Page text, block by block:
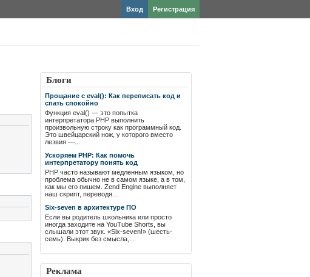
Регистрация
Вход
Блоги
Прощание с eval(): Как переписать код и
спать спокойно
Функция eval() — это попытка
интерпретатора PHP выполнить
произвольную строку как программный код.
Это швейцарский нож, у которого вместо
лезвия —...
Ускоряем PHP: Как помочь
интерпретатору понять код
PHP часто называют медленным языком, но
проблема обычно не в самом языке, а в том,
как мы его пишем. Zend Engine выполняет
наш скрипт, переводя...
Six-seven в архитектуре ПО
Если вы родитель школьника или просто
иногда заходите на YouTube Shorts, вы
слышали этот звук. «Six-seven!» (шесть-
семь). Выкрик без смысла,...
Реклама